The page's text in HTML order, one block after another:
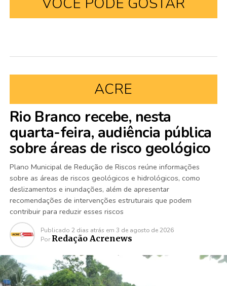
ACRE
Rio Branco recebe, nesta
quarta-feira, audiência pública
sobre áreas de risco geológico
Plano Municipal de Redução de Riscos reúne informações
sobre as áreas de riscos geológicos e hidrológicos, como
deslizamentos e inundações, além de apresentar
recomendações de intervenções estruturais que podem
contribuir para reduzir esses riscos
Publicado 2 dias atrás em 3 de agosto de 2026
Por Redação Acrenews